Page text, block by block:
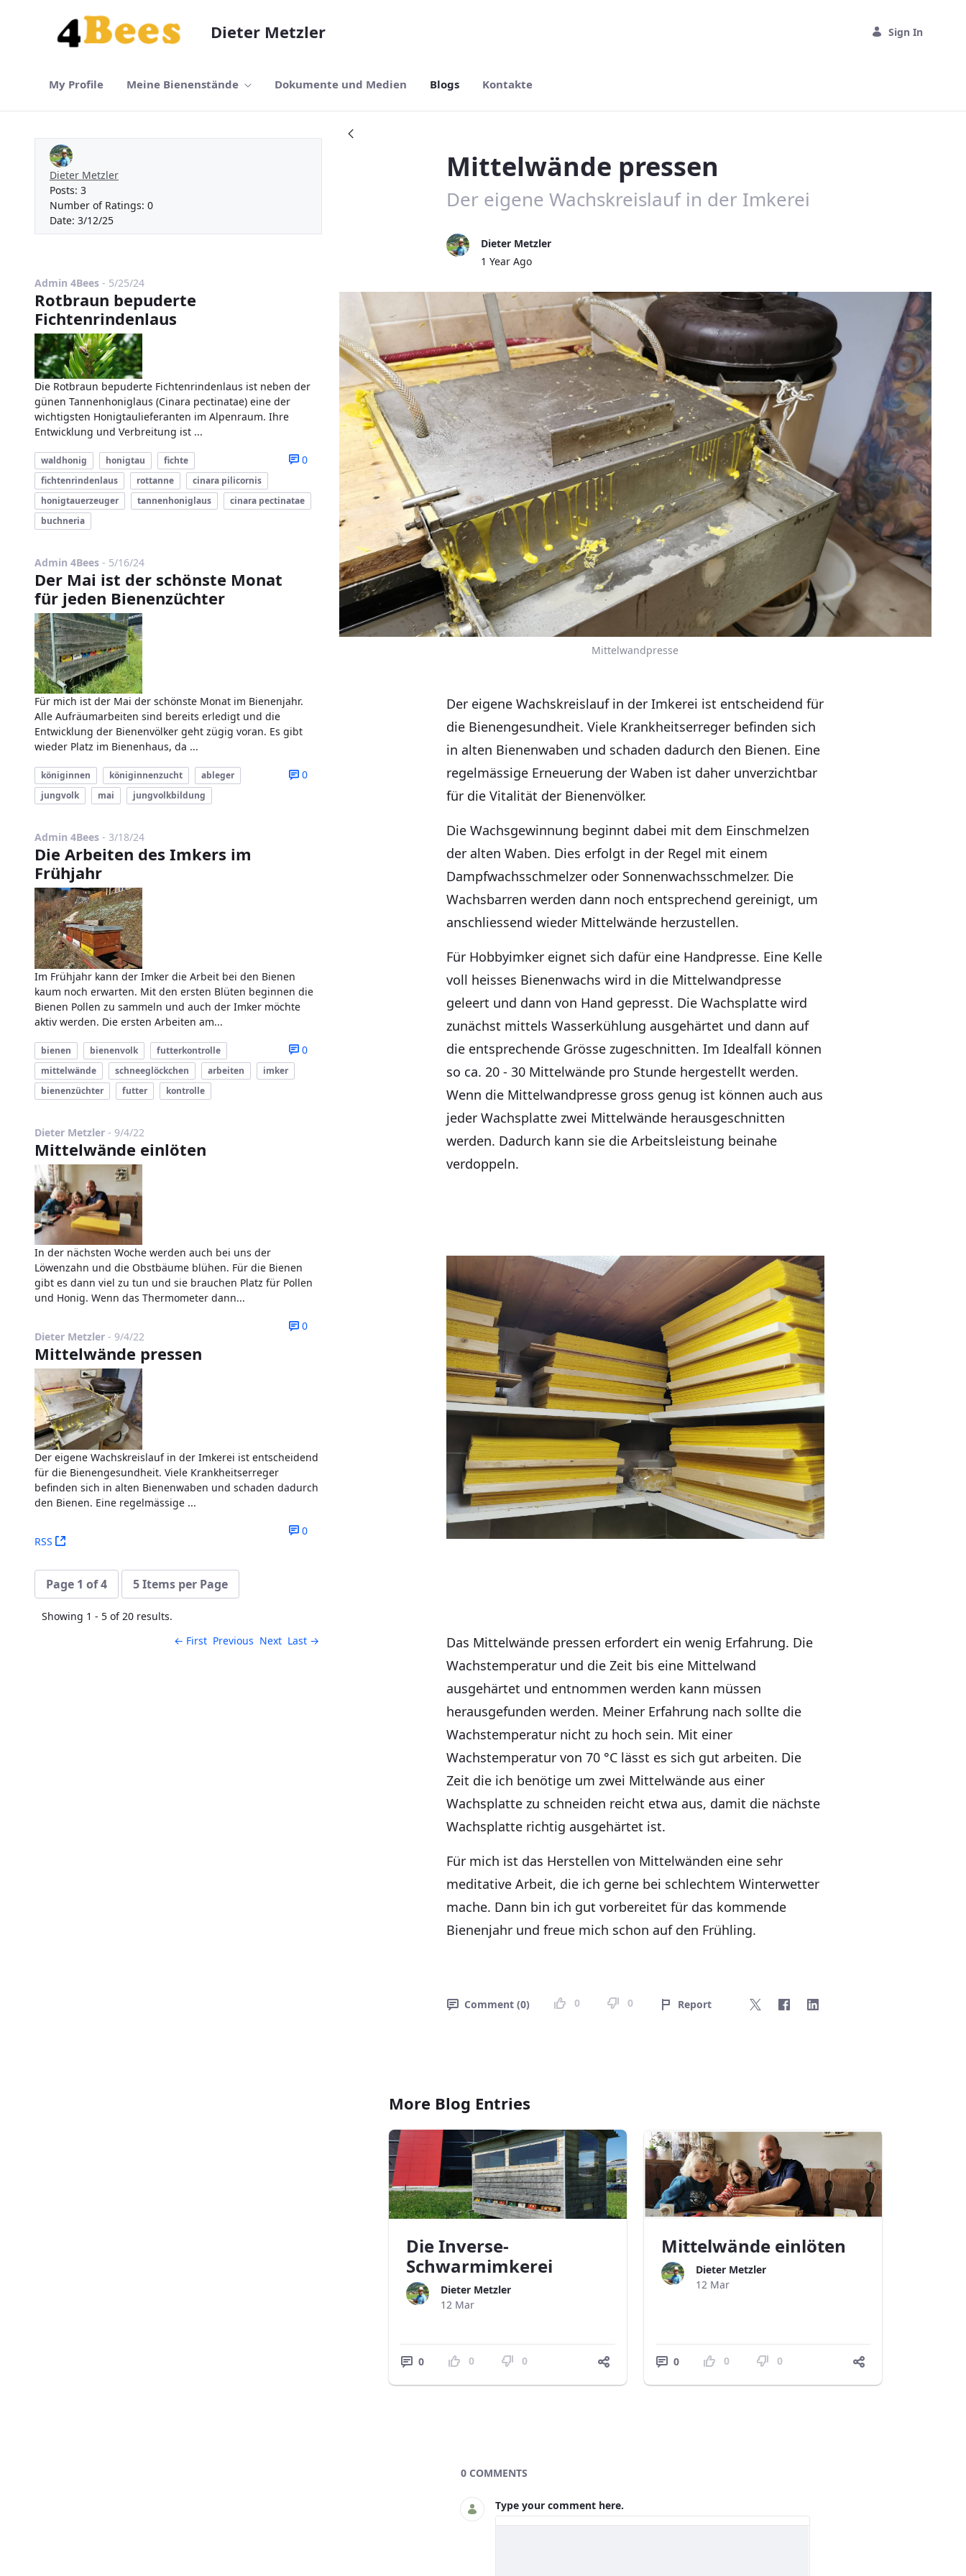
Skip to Main Content
Dieter Metzler Sign In
My Profile Meine Bienenstände Dokumente und Medien Blogs Kontakte
Dieter Metzler
Posts: 3
Number of Ratings: 0
Date: 3/12/25
Admin 4Bees - Published Date
5/25/24
Rotbraun bepuderte
Fichtenrindenlaus
Die Rotbraun bepuderte Fichtenrindenlaus ist neben der
günen Tannenhoniglaus (Cinara pectinatae) eine der
wichtigsten Honigtaulieferanten im Alpenraum. Ihre
Entwicklung und Verbreitung ist ...
0
waldhonig honigtau
fichte
fichtenrindenlaus
rottanne
cinara pilicornis
honigtauerzeuger
tannenhoniglaus
cinara pectinatae
buchneria
Admin 4Bees - Published Date
5/16/24
Der Mai ist der schönste Monat
für jeden Bienenzüchter
Für mich ist der Mai der schönste Monat im Bienenjahr.
Alle Aufräumarbeiten sind bereits erledigt und die
Entwicklung der Bienenvölker geht zügig voran. Es gibt
wieder Platz im Bienenhaus, da ...
0
königinnen königinnenzucht
ableger
jungvolk
mai jungvolkbildung
Admin 4Bees - Published Date
3/18/24
Die Arbeiten des Imkers im
Frühjahr
Im Frühjahr kann der Imker die Arbeit bei den Bienen
kaum noch erwarten. Mit den ersten Blüten beginnen die
Bienen Pollen zu sammeln und auch der Imker möchte
aktiv werden. Die ersten Arbeiten am...
0
bienen bienenvolk
futterkontrolle
mittelwände
schneeglöckchen arbeiten
imker
bienenzüchter
futter kontrolle
Dieter Metzler - Published Date
9/4/22
Mittelwände einlöten
In der nächsten Woche werden auch bei uns der
Löwenzahn und die Obstbäume blühen. Für die Bienen
gibt es dann viel zu tun und sie brauchen Platz für Pollen
und Honig. Wenn das Thermometer dann...
0
Dieter Metzler - Published Date
9/4/22
Mittelwände pressen
Der eigene Wachskreislauf in der Imkerei ist entscheidend
für die Bienengesundheit. Viele Krankheitserreger
befinden sich in alten Bienenwaben und schaden dadurch
den Bienen. Eine regelmässige ...
0
RSS (Opens New Window)
Page 1 of 4 5 Items per Page
Showing 1 - 5 of 20 results.
← First Previous Next Last →
Mittelwände pressen
Der eigene Wachskreislauf in der Imkerei
Dieter Metzler
Published Date
1 Year Ago
Mittelwandpresse
Der eigene Wachskreislauf in der Imkerei ist entscheidend für
die Bienengesundheit. Viele Krankheitserreger befinden sich
in alten Bienenwaben und schaden dadurch den Bienen. Eine
regelmässige Erneuerung der Waben ist daher unverzichtbar
für die Vitalität der Bienenvölker.
Die Wachsgewinnung beginnt dabei mit dem Einschmelzen
der alten Waben. Dies erfolgt in der Regel mit einem
Dampfwachsschmelzer oder Sonnenwachsschmelzer. Die
Wachsbarren werden dann noch entsprechend gereinigt, um
anschliessend wieder Mittelwände herzustellen.
Für Hobbyimker eignet sich dafür eine Handpresse. Eine Kelle
voll heisses Bienenwachs wird in die Mittelwandpresse
geleert und dann von Hand gepresst. Die Wachsplatte wird
zunächst mittels Wasserkühlung ausgehärtet und dann auf
die entsprechende Grösse zugeschnitten. Im Idealfall können
so ca. 20 - 30 Mittelwände pro Stunde hergestellt werden.
Wenn die Mittelwandpresse gross genug ist können auch aus
jeder Wachsplatte zwei Mittelwände herausgeschnitten
werden. Dadurch kann sie die Arbeitsleistung beinahe
verdoppeln.
Das Mittelwände pressen erfordert ein wenig Erfahrung. Die
Wachstemperatur und die Zeit bis eine Mittelwand
ausgehärtet und entnommen werden kann müssen
herausgefunden werden. Meiner Erfahrung nach sollte die
Wachstemperatur nicht zu hoch sein. Mit einer
Wachstemperatur von 70 °C lässt es sich gut arbeiten. Die
Zeit die ich benötige um zwei Mittelwände aus einer
Wachsplatte zu schneiden reicht etwa aus, damit die nächste
Wachsplatte richtig ausgehärtet ist.
Für mich ist das Herstellen von Mittelwänden eine sehr
meditative Arbeit, die ich gerne bei schlechtem Winterwetter
mache. Dann bin ich gut vorbereitet für das kommende
Bienenjahr und freue mich schon auf den Frühling.
Comment (0) 0 0 Report
More Blog Entries
Die Inverse-
Schwarmimkerei
Dieter Metzler
12 Mar
0 0 0
Mittelwände einlöten
Dieter Metzler
12 Mar
0 0 0
Blogs
0 COMMENTS
Type your comment here.